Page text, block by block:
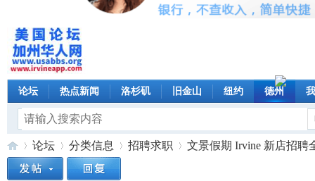
论坛 热点新闻 洛杉矶 旧金山 纽约 德州
论坛 分类信息 招聘求职 文景假期 Irvine 新店招聘